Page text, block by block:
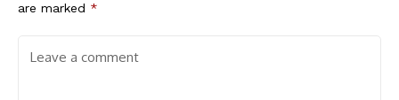
are marked *